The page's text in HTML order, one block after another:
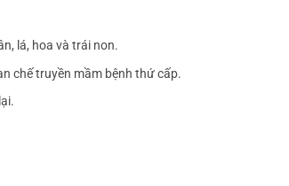
lá, hoa và trái non.
chế truyền mầm bệnh thứ cấp.